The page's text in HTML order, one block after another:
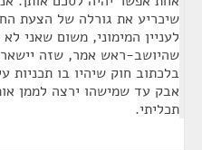
שיכריע את גורלה של הצעת
לעניין המימוני, משום שאני
שהיושב-ראש אמר, שזה יישאר
בלכתוב חוק שיהיו בו תכניות
אבק עד שמישהו ירצה לממן
תכליתי.